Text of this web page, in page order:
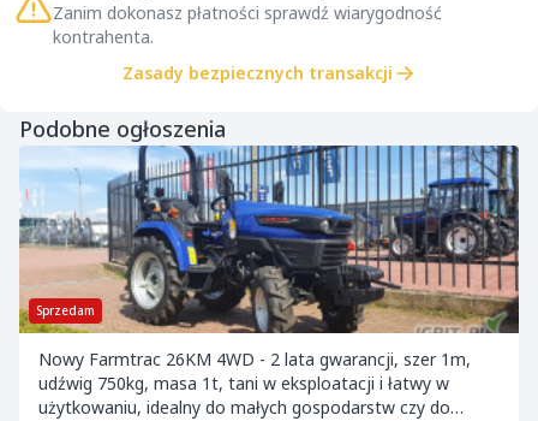
Zanim dokonasz płatności sprawdź wiarygodność
kontrahenta.
Zasady bezpiecznych transakcji
Podobne ogłoszenia
Sprzedam
Nowy Farmtrac 26KM 4WD - 2 lata gwarancji, szer 1m,
udźwig 750kg, masa 1t, tani w eksploatacji i łatwy w
użytkowaniu, idealny do małych gospodarstw czy do